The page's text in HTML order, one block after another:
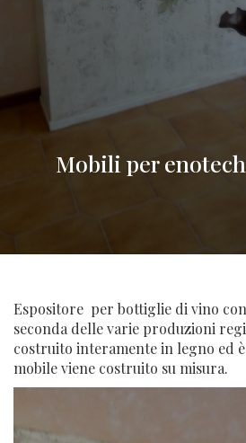
Mobili per
Espositore per bottiglie di vino
seconda delle varie produzioni
costruito interamente in legno ed
mobile viene costruito su misura.